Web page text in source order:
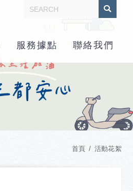
服務據點 聯絡我們
首頁 活動花絮